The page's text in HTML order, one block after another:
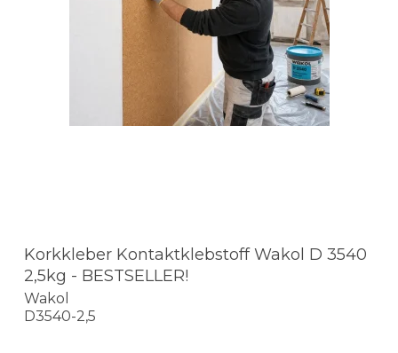
Korkkleber Kontaktklebstoff Wakol D 3540
2,5kg - BESTSELLER!
Wakol
D3540-2,5